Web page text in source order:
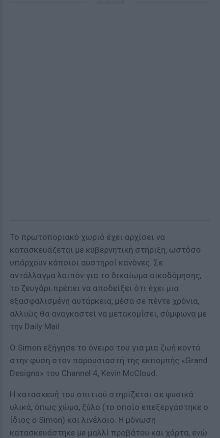
Το πρωτοποριακό χωριό έχει αρχίσει να
κατασκευάζεται με κυβερνητική στήριξη, ωστόσο
υπάρχουν κάποιοι αυστηροί κανόνες. Σε
αντάλλαγμα λοιπόν για το δικαίωμα οικοδόμησης,
το ζευγάρι πρέπει να αποδείξει ότι έχει μια
εξασφαλισμένη αυτάρκεια, μέσα σε πέντε χρόνια,
αλλιώς θα αναγκαστεί να μετακομίσει, σύμφωνα με
την Daily Mail.
Ο Simon εξήγησε το όνειρο του για μια ζωή κοντά
στην φύση στον παρουσιαστή της εκπομπής «Grand
Designs» του Channel 4, Kevin McCloud.
Η κατασκευή του σπιτιού στηρίζεται σε φυσικά
υλικά, όπως χώμα, ξύλο (το οποίο επεξεργάστηκε ο
ίδιος ο Simon) και λινέλαιο. Η μόνωση
κατασκευάστηκε με μαλλί προβάτου και χόρτα, ενώ